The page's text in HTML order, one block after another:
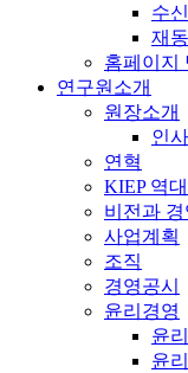
수
재
홈페이지
연구원소개
원장소개
인
연혁
KIEP 역
비전과 경
사업계획
조직
경영공시
윤리경영
윤
윤